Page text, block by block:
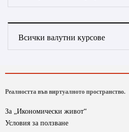
Всички валутни курсове
Реалността във виртуалното пространство.
За „Икономически живот“
Условия за ползване